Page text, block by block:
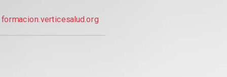
formacion.verticesalud.org